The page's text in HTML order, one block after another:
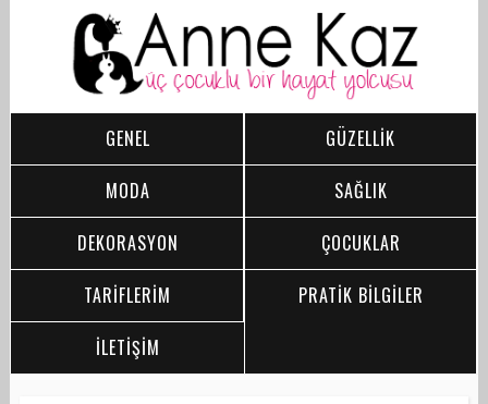
GENEL
GÜZELLİK
MODA
SAĞLIK
DEKORASYON
ÇOCUKLAR
TARİFLERİM
PRATİK BİLGİLER
İLETİŞİM